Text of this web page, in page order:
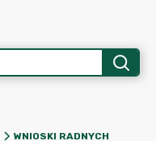
WNIOSKI RADNYCH